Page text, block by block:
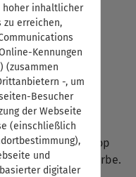
Shop
im Kfz-Gewerbe.
hoher inhaltlicher
zu erreichen,
Kennungen
(zusammen
-, um
Besucher
der Webseite
(einschließlich
und
digitaler